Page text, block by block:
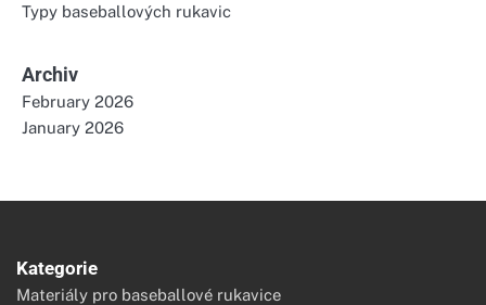
Typy baseballových rukavic
Archiv
February 2026
January 2026
Kategorie
Materiály pro baseballové rukavice